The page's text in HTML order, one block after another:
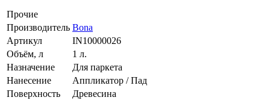
Прочие
Производитель Bona
Артикул
IN10000026
Объём, л
1 л.
Назначение
Для паркета
Нанесение
Аппликатор / Пад
Поверхность
Древесина